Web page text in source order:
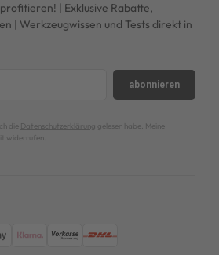
| Exklusive Rabatte,
| Werkzeugwissen und Tests direkt in
abonnieren
die Datenschutzerklärung gelesen habe. Meine
widerrufen.